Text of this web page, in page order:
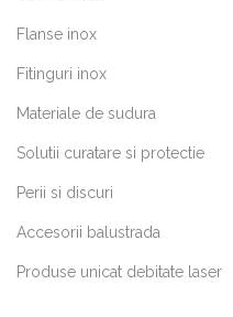
Flanse inox
Fitinguri inox
Materiale de sudura
Solutii curatare si protectie
Perii si discuri
Accesorii balustrada
Produse unicat debitate laser